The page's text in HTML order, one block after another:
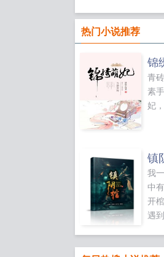
热门小说推荐
锦
青
素
妃
镇
我
中
开
遇